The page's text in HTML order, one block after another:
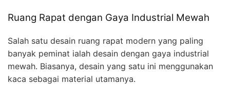
Ruang Rapat dengan Gaya Industrial Mewah
Salah satu desain ruang rapat modern yang paling
banyak peminat ialah desain dengan gaya industrial
mewah. Biasanya, desain yang satu ini menggunakan
kaca sebagai material utamanya.